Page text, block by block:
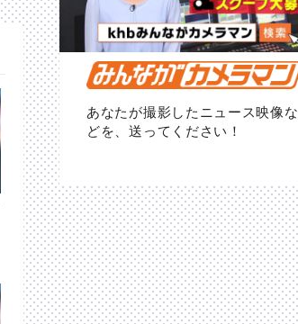
あなたが撮影したニュース映像な
どを、送ってください！